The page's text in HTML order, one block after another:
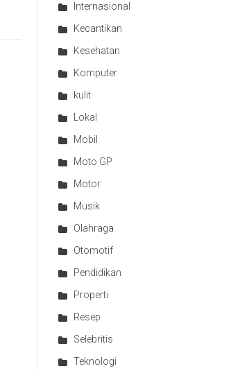
Internasional
Kecantikan
Kesehatan
Komputer
kulit
Lokal
Mobil
Moto GP
Motor
Musik
Olahraga
Otomotif
Pendidikan
Properti
Resep
Selebritis
Teknologi